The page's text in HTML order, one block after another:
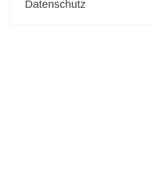
Datenschutz